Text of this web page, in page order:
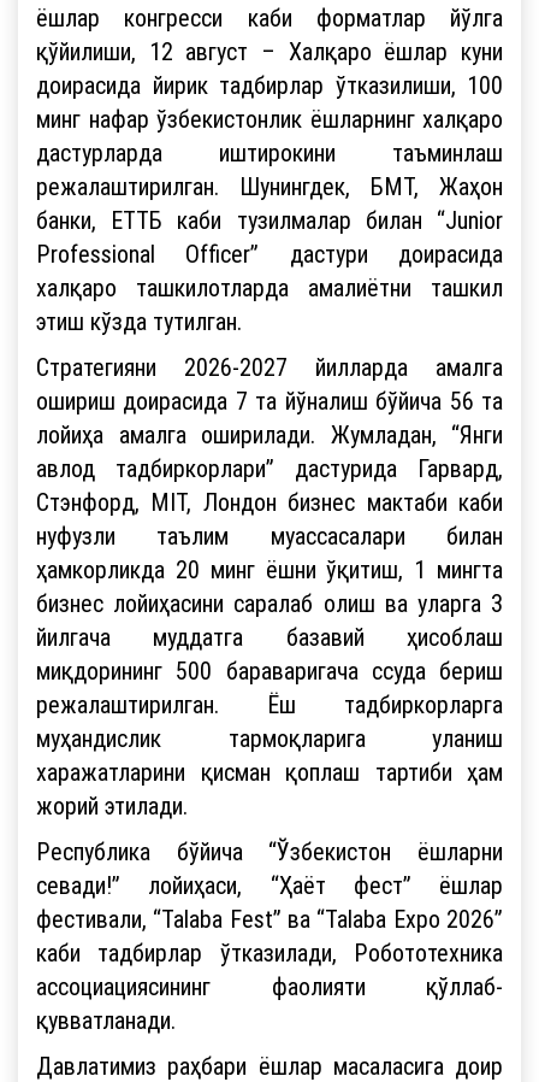
ёшлар конгресси каби форматлар йўлга
қўйилиши, 12 август – Халқаро ёшлар куни
доирасида йирик тадбирлар ўтказилиши, 100
минг нафар ўзбекистонлик ёшларнинг халқаро
дастурларда иштирокини таъминлаш
режалаштирилган. Шунингдек, БМТ, Жаҳон
банки, ЕТТБ каби тузилмалар билан “Junior
Professional Officer” дастури доирасида
халқаро ташкилотларда амалиётни ташкил
этиш кўзда тутилган.
Стратегияни 2026-2027 йилларда амалга
ошириш доирасида 7 та йўналиш бўйича 56 та
лойиҳа амалга оширилади. Жумладан, “Янги
авлод тадбиркорлари” дастурида Гарвард,
Стэнфорд, MIT, Лондон бизнес мактаби каби
нуфузли таълим муассасалари билан
ҳамкорликда 20 минг ёшни ўқитиш, 1 мингта
бизнес лойиҳасини саралаб олиш ва уларга 3
йилгача муддатга базавий ҳисоблаш
миқдорининг 500 бараваригача ссуда бериш
режалаштирилган. Ёш тадбиркорларга
муҳандислик тармоқларига уланиш
харажатларини қисман қоплаш тартиби ҳам
жорий этилади.
Республика бўйича “Ўзбекистон ёшларни
севади!” лойиҳаси, “Ҳаёт фест” ёшлар
фестивали, “Talaba Fest” ва “Talaba Expo 2026”
каби тадбирлар ўтказилади, Робототехника
ассоциациясининг фаолияти қўллаб-
қувватланади.
Давлатимиз раҳбари ёшлар масаласига доир